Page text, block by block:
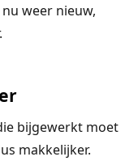
weer nieuw,
bijgewerkt moet
makkelijker.